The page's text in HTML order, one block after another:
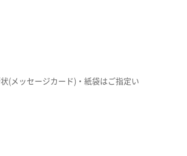
(メッセージカード)・紙袋はご指定い